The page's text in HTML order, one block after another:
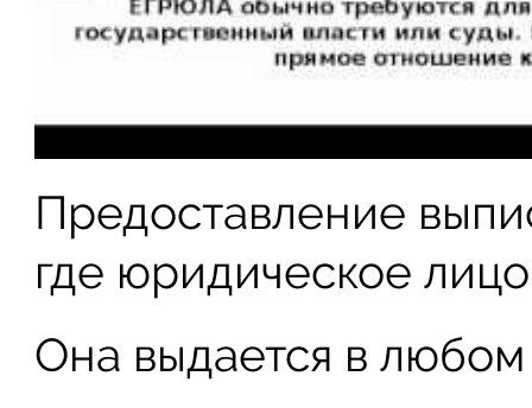
Предоставление
где юридическое
Она выдается в